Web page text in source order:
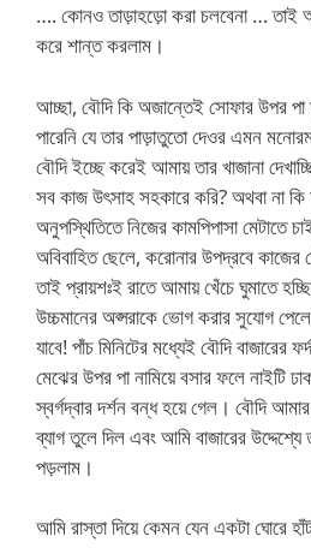
…. কোনও তাড়াহড়ো করা চলবেনা … তাই
করে শান্ত করলাম।
আচ্ছা, বৌদি কি অজান্তেই সোফার উপর
পারেনি যে তার পাড়াতুতো দেওর এমন
বৌদি ইচ্ছে করেই আমায় তার খাজানা
সব কাজ উৎসাহ সহকারে করি? অথবা না কি
অনুপস্থিতিতে নিজের কামপিপাসা মেটাতে
অবিবাহিত ছেলে, করোনার উপদ্রবে কাজের
তাই প্রায়শঃই রাতে আমায় খেঁচে ঘুমাতে
উচ্চমানের অপ্সরাকে ভোগ করার সুযোগ
যাবে! পাঁচ মিনিটের মধ্যেই বৌদি বাজারের
মেঝের উপর পা নামিয়ে বসার ফলে নাইটি
স্বর্গদ্বার দর্শন বন্ধ হয়ে গেল। বৌদি আমার
ব্যাগ তুলে দিল এবং আমি বাজারের উদ্দেশ্যে
পড়লাম।
আমি রাস্তা দিয়ে কেমন যেন একটা ঘোরে